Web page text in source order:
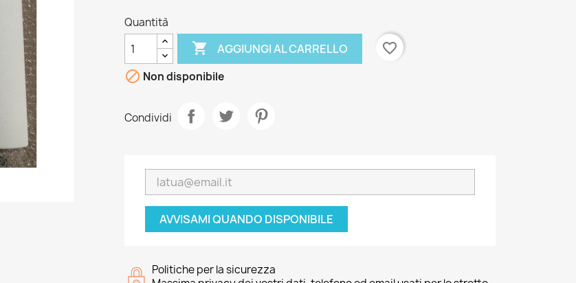
Quantità
 AGGIUNGI AL CARRELLO
favorite_border
 Non disponibile
Condividi
AVVISAMI QUANDO DISPONIBILE
Politiche per la sicurezza